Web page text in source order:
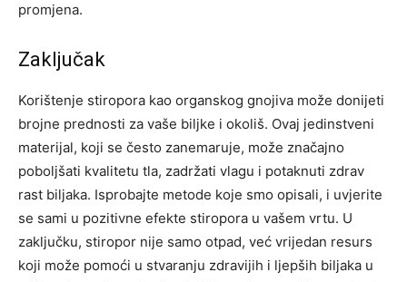
promjena.
Zaključak
Korištenje stiropora kao organskog gnojiva može donijeti
brojne prednosti za vaše biljke i okoliš. Ovaj jedinstveni
materijal, koji se često zanemaruje, može značajno
poboljšati kvalitetu tla, zadržati vlagu i potaknuti zdrav
rast biljaka. Isprobajte metode koje smo opisali, i uvjerite
se sami u pozitivne efekte stiropora u vašem vrtu. U
zaključku, stiropor nije samo otpad, već vrijedan resurs
koji može pomoći u stvaranju zdravijih i ljepših biljaka u